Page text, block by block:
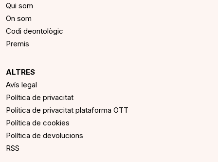
Qui som
On som
Codi deontològic
Premis
ALTRES
Avís legal
Política de privacitat
Política de privacitat plataforma OTT
Política de cookies
Política de devolucions
RSS